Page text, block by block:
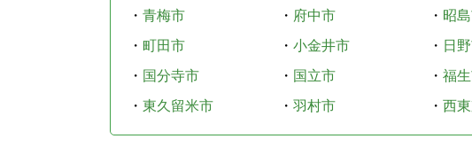
・ 青梅市 ・ 府中市 ・ 昭
・ 町田市 ・ 小金井市 ・ 日
・ 国分寺市 ・ 国立市 ・ 福
・ 東久留米市 ・ 羽村市 ・ 西